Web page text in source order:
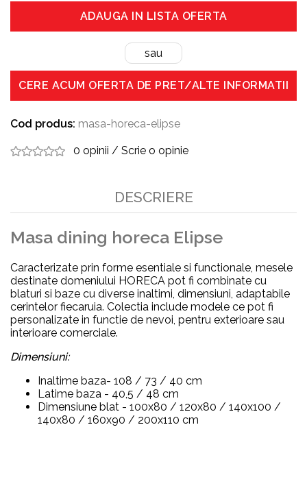
ADAUGA IN LISTA OFERTA
sau
CERE ACUM OFERTA DE PRET/ALTE INFORMATII
Cod produs: masa-horeca-elipse
0 opinii / Scrie o opinie
DESCRIERE
Masa dining horeca Elipse
Caracterizate prin forme esentiale si functionale, mesele
destinate domeniului HORECA pot fi combinate cu
blaturi si baze cu diverse inaltimi, dimensiuni, adaptabile
cerintelor fiecaruia. Colectia include modele ce pot fi
personalizate in functie de nevoi, pentru exterioare sau
interioare comerciale.
Dimensiuni:
Inaltime baza- 108 / 73 / 40 cm
Latime baza - 40,5 / 48 cm
Dimensiune blat - 100x80 / 120x80 / 140x100 /
140x80 / 160x90 / 200x110 cm